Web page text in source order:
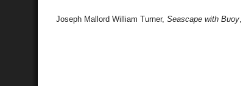
Joseph Mallord William Turner, Seascape with Buoy